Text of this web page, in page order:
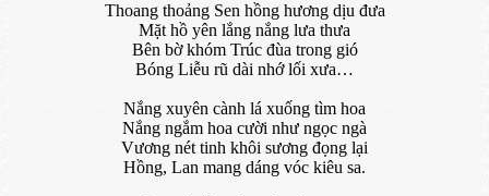
Thoang thoảng Sen hồng hương dịu đưa
Mặt hồ yên lắng nắng lưa thưa
Bên bờ khóm Trúc đùa trong gió
Bóng Liễu rũ dài nhớ lối xưa…
Nắng xuyên cành lá xuống tìm hoa
Nắng ngắm hoa cười như ngọc ngà
Vương nét tinh khôi sương đọng lại
Hồng, Lan mang dáng vóc kiêu sa.